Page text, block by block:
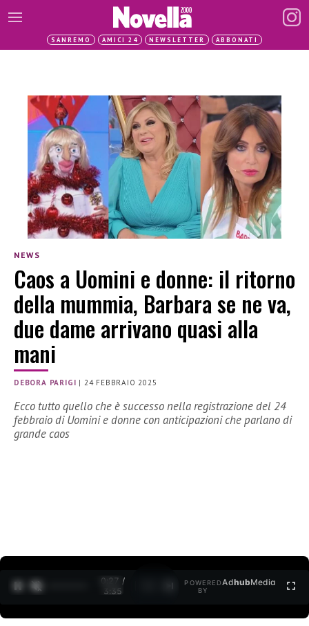
SANREMO AMICI 24 NEWSLETTER ABBONATI
NEWS
Caos a Uomini e donne: il ritorno
della mummia, Barbara se ne va,
due dame arrivano quasi alla
mani
DEBORA PARIGI | 24 FEBBRAIO 2025
Ecco tutto quello che è successo nella registrazione del 24
febbraio di Uomini e donne con anticipazioni che parlano di
grande caos
0:28 /
3:35
POWERED
BY
AdhubMedia